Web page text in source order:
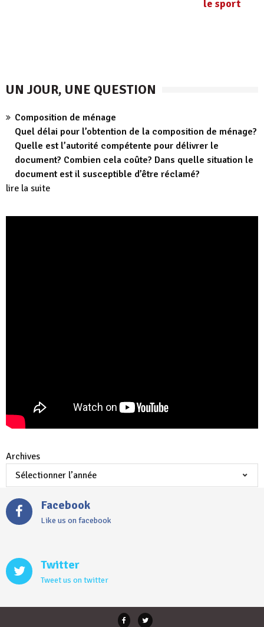
le sport
UN JOUR, UNE QUESTION
Composition de ménage
Quel délai pour l’obtention de la composition de ménage?
Quelle est l’autorité compétente pour délivrer le
document? Combien cela coûte? Dans quelle situation le
document est il susceptible d’être réclamé?
lire la suite
Archives
Facebook
Like us on facebook
Twitter
Tweet us on twitter